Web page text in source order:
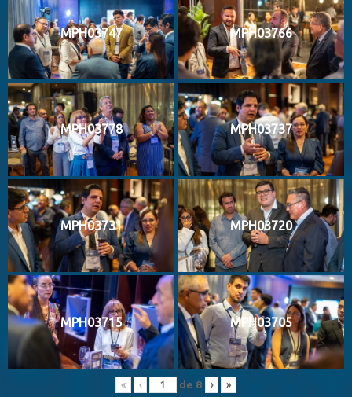
MPH03747 MPH03766
MPH03778 MPH03737
MPH03731 MPH03720
MPH03715 MPH03705
« ‹ de 8 › »